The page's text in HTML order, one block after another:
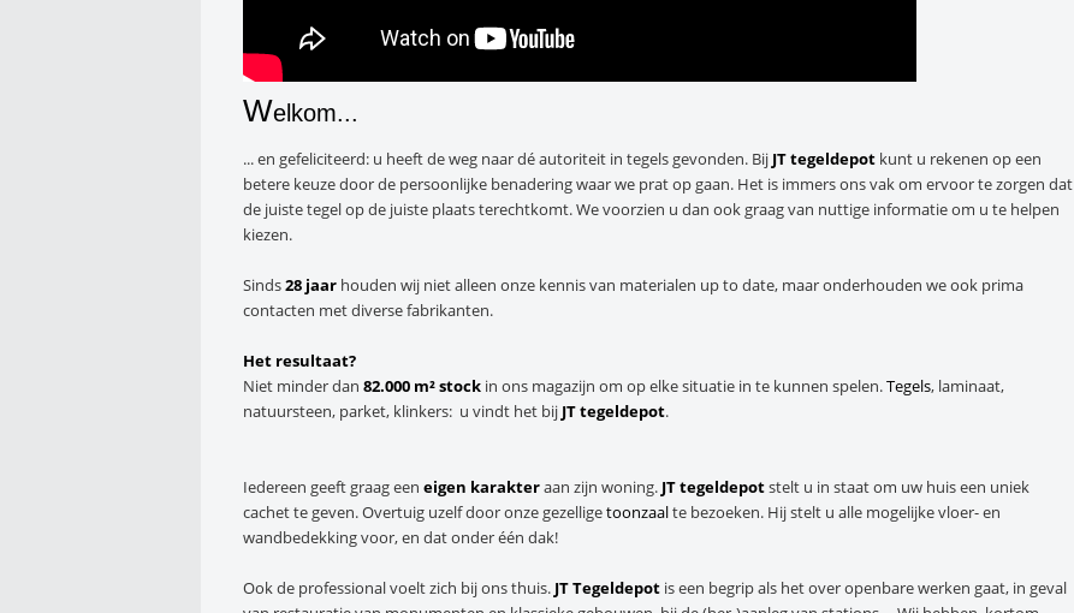
Welkom...
... en gefeliciteerd: u heeft de weg naar dé autoriteit in tegels gevonden. Bij JT tegeldepot kunt u rekenen op een
betere keuze door de persoonlijke benadering waar we prat op gaan. Het is immers ons vak om ervoor te zorgen dat
de juiste tegel op de juiste plaats terechtkomt. We voorzien u dan ook graag van nuttige informatie om u te helpen
kiezen.
Sinds28 jaar houden wij niet alleen onze kennis van materialen up to date, maar onderhouden we ook prima
contacten met diverse fabrikanten.
Het resultaat?
Niet minder dan 82.000 m² stock in ons magazijn om op elke situatie in te kunnen spelen.Tegels, laminaat,
natuursteen, parket, klinkers: u vindt het bij JT tegeldepot.
Iedereen geeft graag een eigen karakteraan zijn woning. JT tegeldepotstelt u in staat om uw huis een uniek
cachet te geven. Overtuig uzelf door onze gezelligetoonzaalte bezoeken. Hij stelt u alle mogelijke vloer- en
wandbedekking voor, en dat onder één dak!
Ook de professional voelt zich bij ons thuis. JT Tegeldepot is een begrip als het over openbare werken gaat, in geval